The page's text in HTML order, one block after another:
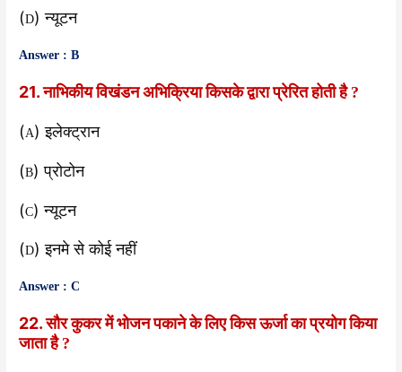
(D) न्यूटन
Answer : B
21. नाभिकीय विखंडन अभिक्रिया किसके द्वारा प्रेरित होती है ?
(A) इलेक्ट्रान
(B) प्रोटोन
(C) न्यूटन
(D) इनमे से कोई नहीं
Answer : C
22. सौर कुकर में भोजन पकाने के लिए किस ऊर्जा का प्रयोग किया
जाता है ?